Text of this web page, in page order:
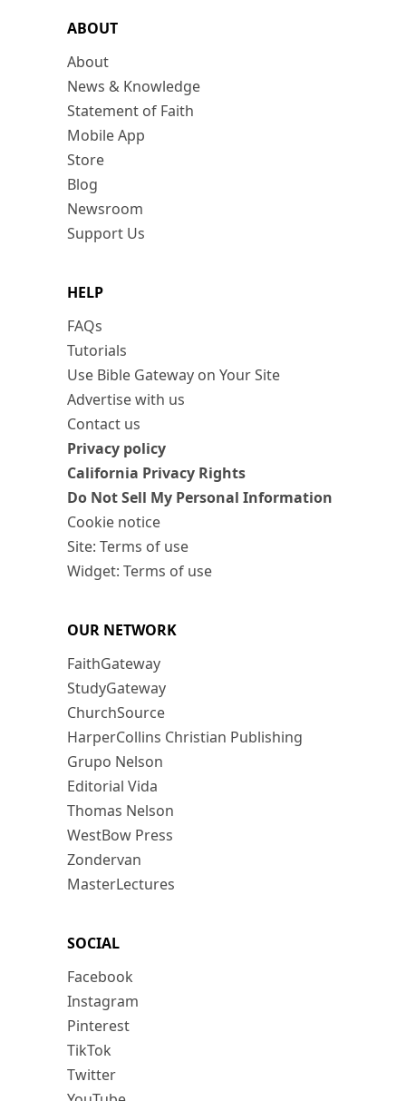
ABOUT
About
News & Knowledge
Statement of Faith
Mobile App
Store
Blog
Newsroom
Support Us
HELP
FAQs
Tutorials
Use Bible Gateway on Your Site
Advertise with us
Contact us
Privacy policy
California Privacy Rights
Do Not Sell My Personal Information
Cookie notice
Site: Terms of use
Widget: Terms of use
OUR NETWORK
FaithGateway
StudyGateway
ChurchSource
HarperCollins Christian Publishing
Grupo Nelson
Editorial Vida
Thomas Nelson
WestBow Press
Zondervan
MasterLectures
SOCIAL
Facebook
Instagram
Pinterest
TikTok
Twitter